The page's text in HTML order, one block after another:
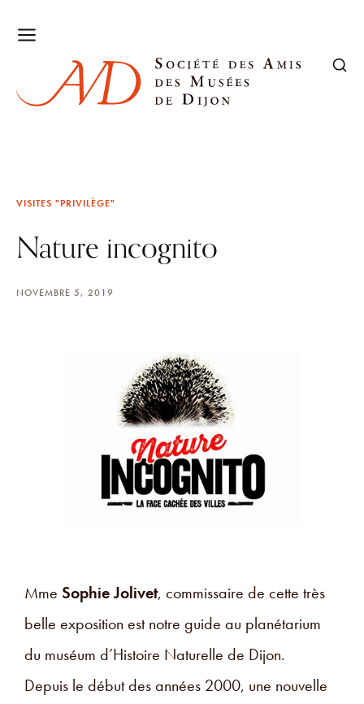
VISITES "PRIVILÈGE"
Nature incognito
NOVEMBRE 5, 2019
Mme Sophie Jolivet, commissaire de cette très
belle exposition est notre guide au planétarium
du muséum d’Histoire Naturelle de Dijon.
Depuis le début des années 2000, une nouvelle